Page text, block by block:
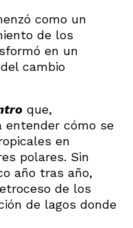
como un
de los
en un
cambio
que,
entender cómo se
en
polares. Sin
año tras año,
de los
de lagos donde